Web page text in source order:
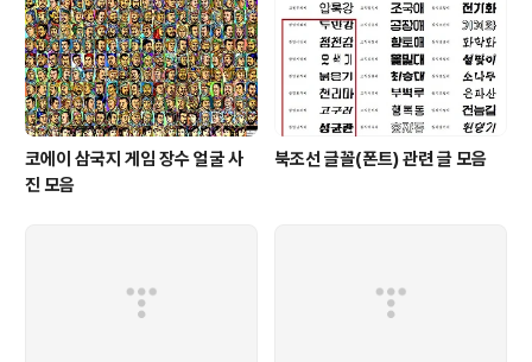
코에이 삼국지 게임 장수 얼굴 사
진 모음
북조선 글꼴(폰트) 관련 글 모음